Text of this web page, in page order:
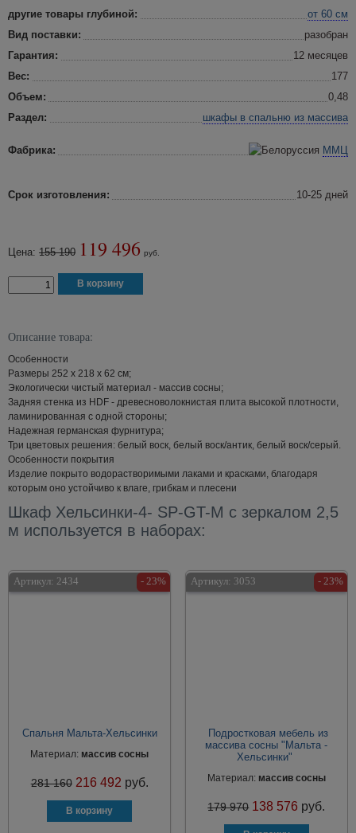
другие товары глубиной:
от 60 см
Вид поставки:
разобран
Гарантия:
12 месяцев
Вес:
177
Объем:
0,48
Раздел:
шкафы в спальню из массива
Фабрика: ММЦ
Срок изготовления: 10-25 дней
Цена: 155 190 119 496 руб.
Описание товара:
Особенности
Размеры 252 х 218 х 62 см;
Экологически чистый материал - массив сосны;
Задняя стенка из HDF - древесноволокнистая плита высокой плотности,
ламинированная с одной стороны;
Надежная германская фурнитура;
Три цветовых решения: белый воск, белый воск/антик, белый воск/серый.
Особенности покрытия
Изделие покрыто водорастворимыми лаками и красками, благодаря
которым оно устойчиво к влаге, грибкам и плесени
Шкаф Хельсинки-4- SP-GT-M с зеркалом 2,5
м используется в наборах:
Артикул: 2434 - 23%
Спальня Мальта-Хельсинки
Материал: массив сосны
281 160 216 492 руб.
Артикул: 3053 - 23%
Подростковая мебель из
массива сосны "Мальта -
Хельсинки"
Материал: массив сосны
179 970 138 576 руб.